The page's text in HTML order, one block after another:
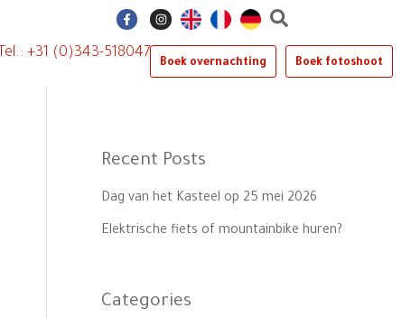
F
a
e
I
n
t
a
Boek overnachting Boek fotoshoot
Tel.: +31 (0)343-518047
Recent Posts
Dag van het Kasteel op 25 mei 2026
Elektrische fiets of mountainbike huren?
Categories